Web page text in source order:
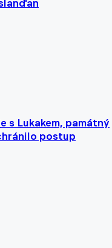
Lukakem, památný
postup